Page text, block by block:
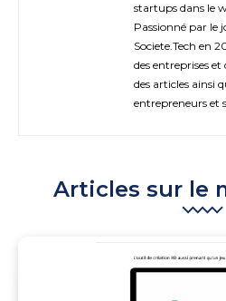
startups dans le
Passionné par le
Societe.Tech en
des entreprises et
des articles ainsi
entrepreneurs et
Articles sur le